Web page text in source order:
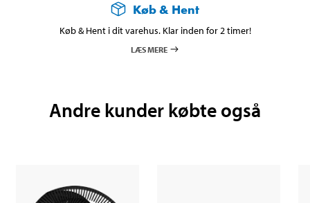
Køb & Hent
Køb & Hent i dit varehus. Klar inden for 2 timer!
LÆS MERE
Andre kunder købte også